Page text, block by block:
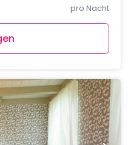
pro Nacht